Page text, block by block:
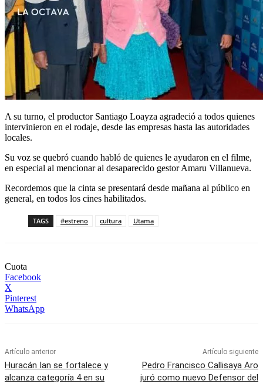
A su turno, el productor Santiago Loayza agradeció a todos quienes
intervinieron en el rodaje, desde las empresas hasta las autoridades
locales.
Su voz se quebró cuando habló de quienes le ayudaron en el filme,
en especial al mencionar al desaparecido gestor Amaru Villanueva.
Recordemos que la cinta se presentará desde mañana al público en
general, en todos los cines habilitados.
TAGS #estreno cultura Utama
Cuota
Facebook
X
Pinterest
WhatsApp
Artículo anterior
Huracán Ian se fortalece y
alcanza categoría 4 en su
Artículo siguiente
Pedro Francisco Callisaya Aro
juró como nuevo Defensor del